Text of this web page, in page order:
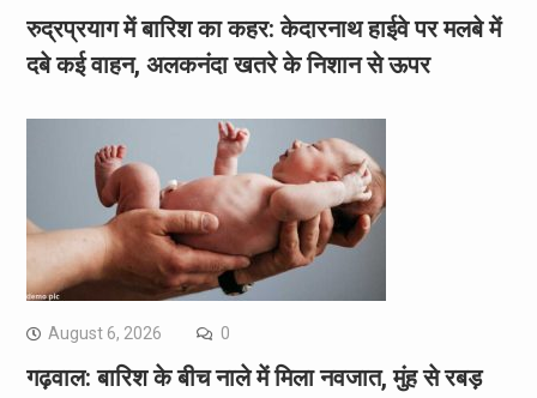
रुद्रप्रयाग में बारिश का कहर: केदारनाथ हाईवे पर मलबे में
दबे कई वाहन, अलकनंदा खतरे के निशान से ऊपर
August 6, 2026 0
गढ़वाल: बारिश के बीच नाले में मिला नवजात, मुंह से रबड़